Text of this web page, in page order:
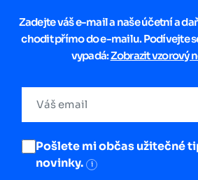
Zadejte váš e-mail a naše účetní a
chodit přímo do e-mailu. Podívejte
vypadá:Zobrazit vzorový
Pošlete mi občas užitečné
novinky.
i